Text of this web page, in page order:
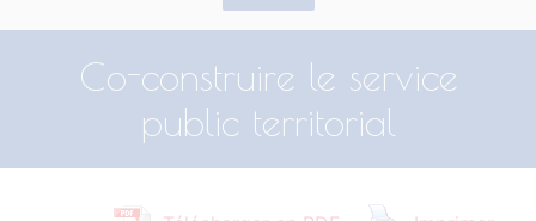
Co-construire le service
public territorial